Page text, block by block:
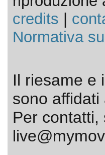
credits
Normativa
Il riesame e
sono
Per